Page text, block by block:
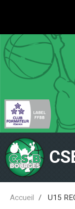
Accueil U15